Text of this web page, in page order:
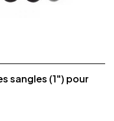
sangles (1") pour